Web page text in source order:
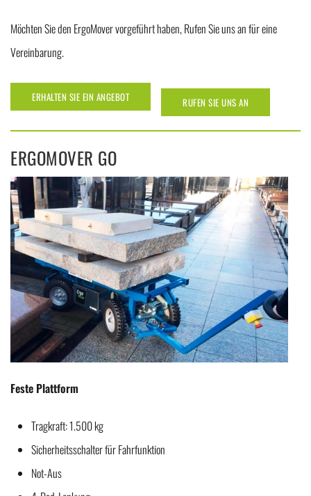
Möchten Sie den ErgoMover vorgeführt haben, Rufen Sie uns an für eine
Vereinbarung.
ERHALTEN SIE EIN ANGEBOT RUFEN SIE UNS AN
ERGOMOVER GO
Feste Plattform
Tragkraft: 1.500 kg
Sicherheitsschalter für Fahrfunktion
Not-Aus